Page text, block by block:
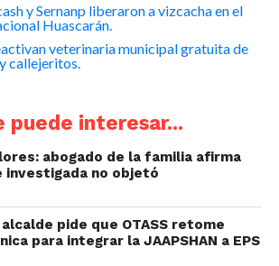
y Sernanp liberaron a vizcacha en el
Huascarán.
veterinaria municipal gratuita de
callejeritos.
puede interesar...
abogado de la familia afirma
investigada no objetó
pide que OTASS retome
para integrar la JAAPSHAN a EPS